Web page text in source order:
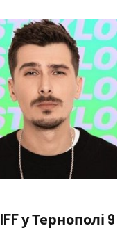
у Тернополі 9